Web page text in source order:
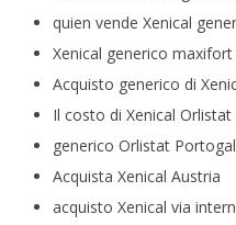
quien vende Xenical
Xenical generico maxifort
Acquisto generico di
Il costo di Xenical
generico Orlistat
Acquista Xenical Austria
acquisto Xenical via